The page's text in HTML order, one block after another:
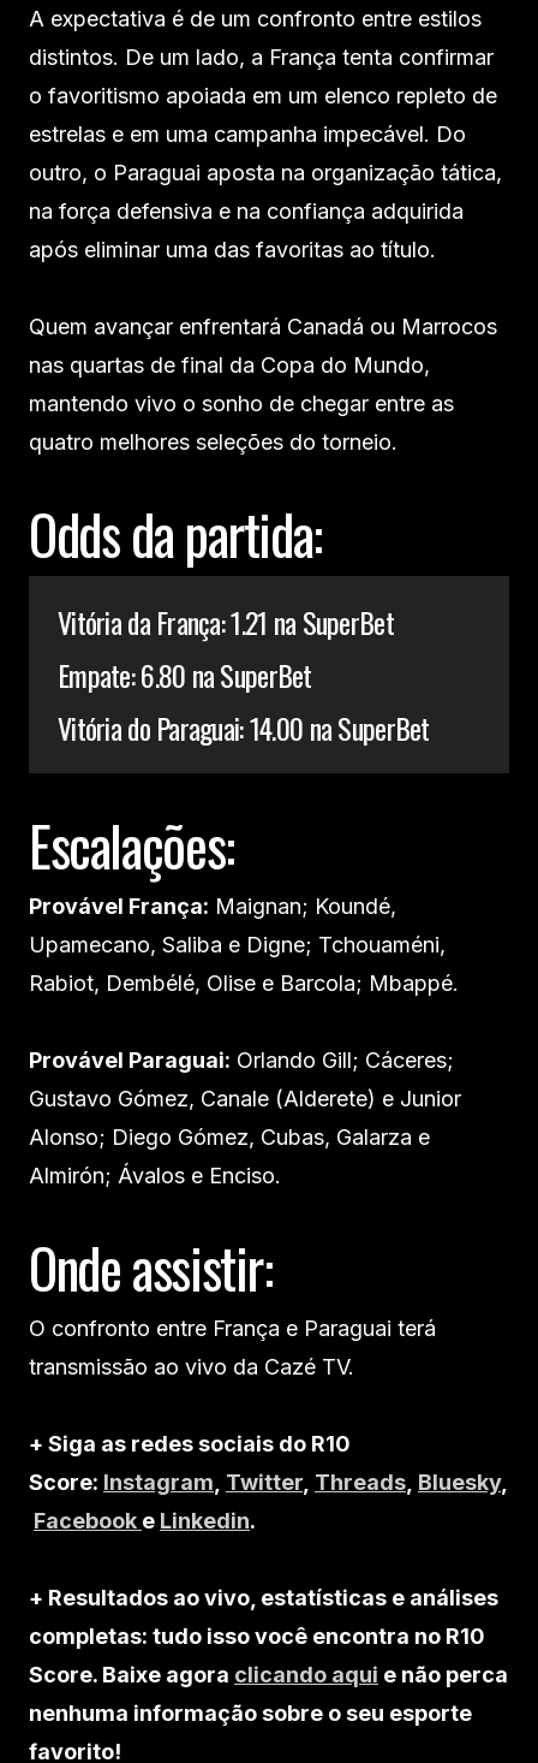
A expectativa é de um confronto entre estilos
distintos. De um lado, a França tenta confirmar
o favoritismo apoiada em um elenco repleto de
estrelas e em uma campanha impecável. Do
outro, o Paraguai aposta na organização tática,
na força defensiva e na confiança adquirida
após eliminar uma das favoritas ao título.
Quem avançar enfrentará Canadá ou Marrocos
nas quartas de final da Copa do Mundo,
mantendo vivo o sonho de chegar entre as
quatro melhores seleções do torneio.
Odds da partida:
Vitória da França: 1.21 na SuperBet
Empate: 6.80 na SuperBet
Vitória do Paraguai: 14.00 na SuperBet
Escalações:
Provável França: Maignan; Koundé,
Upamecano, Saliba e Digne; Tchouaméni,
Rabiot, Dembélé, Olise e Barcola; Mbappé.
Provável Paraguai: Orlando Gill; Cáceres;
Gustavo Gómez, Canale (Alderete) e Junior
Alonso; Diego Gómez, Cubas, Galarza e
Almirón; Ávalos e Enciso.
Onde assistir:
O confronto entre França e Paraguai terá
transmissão ao vivo da Cazé TV.
+ Siga as redes sociais do R10
Score: Instagram, Twitter, Threads, Bluesky,
Facebook e Linkedin.
+ Resultados ao vivo, estatísticas e análises
completas: tudo isso você encontra no R10
Score. Baixe agora clicando aqui e não perca
nenhuma informação sobre o seu esporte
favorito!